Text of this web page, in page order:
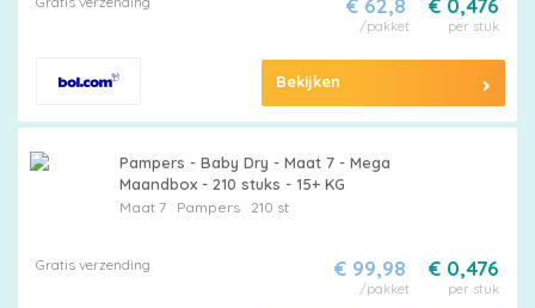
Pampers
Extra
€ 0,476
per stuk
€ 62,8
/pakket
Bekijken
Pampers - Baby Dry - Maat 7 - Mega
Maandbox - 210 stuks - 15+ KG
Maat 7 Pampers210 st
Gratis verzending € 0,476
per stuk
€ 99,98
/pakket